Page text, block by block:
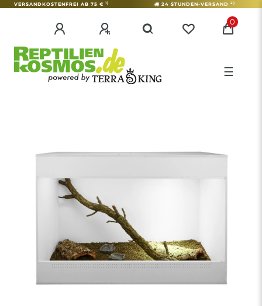
VERSANDKOSTENFREI AB 75 € 1) 24 STUNDEN-VERSAND 2)
0
☰